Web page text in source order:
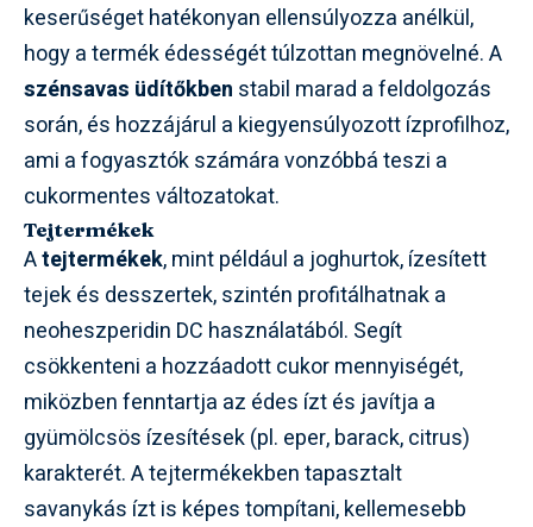
keserűséget hatékonyan ellensúlyozza anélkül,
hogy a termék édességét túlzottan megnövelné. A
szénsavas üdítőkben stabil marad a feldolgozás
során, és hozzájárul a kiegyensúlyozott ízprofilhoz,
ami a fogyasztók számára vonzóbbá teszi a
cukormentes változatokat.
Tejtermékek
Atejtermékek, mint például a joghurtok, ízesített
tejek és desszertek, szintén profitálhatnak a
neoheszperidin DC használatából. Segít
csökkenteni a hozzáadott cukor mennyiségét,
miközben fenntartja az édes ízt és javítja a
gyümölcsös ízesítések (pl. eper, barack, citrus)
karakterét. A tejtermékekben tapasztalt
savanykás ízt is képes tompítani, kellemesebb